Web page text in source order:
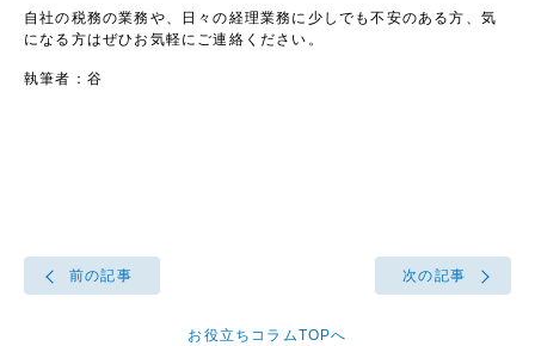
自社の税務の業務や、日々の経理業務に少しでも不安のある方、気
になる方はぜひお気軽にご連絡ください。
執筆者：谷
前の記事
お役立ちコラムTOPへ
次の記事